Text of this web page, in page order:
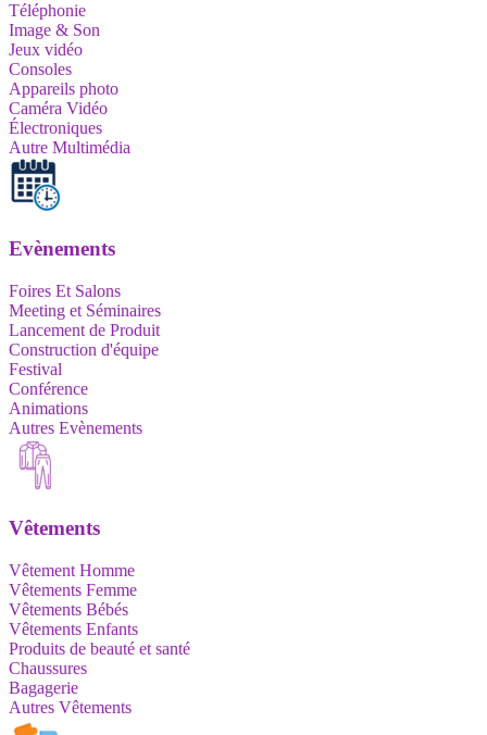
Téléphonie
Image & Son
Jeux vidéo
Consoles
Appareils photo
Caméra Vidéo
Électroniques
Autre Multimédia
Evènements
Foires Et Salons
Meeting et Séminaires
Lancement de Produit
Construction d'équipe
Festival
Conférence
Animations
Autres Evènements
Vêtements
Vêtement Homme
Vêtements Femme
Vêtements Bébés
Vêtements Enfants
Produits de beauté et santé
Chaussures
Bagagerie
Autres Vêtements